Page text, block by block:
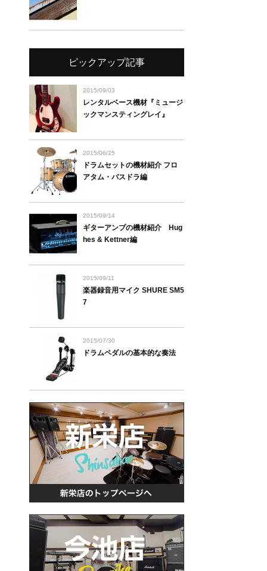
ピックアップ記事
2015/09/03
レンタルベース機材『ミュージ
ックマンスティングレイ』
2015/06/25
ドラムセットの機材紹介 フロ
アタム・バスドラ編
2015/09/14
ギターアンプの機材紹介 Hug
hes & Kettner編
2015/09/11
楽器録音用マイク SHURE SM5
7
2015/07/30
ドラムペダルの基本的な奏法